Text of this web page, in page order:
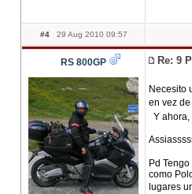
#4 29 Aug 2010 09:57
RS 800GP Re: 9
Necesito
en vez
Y
Pd
como
lugares